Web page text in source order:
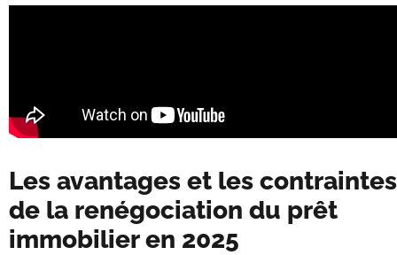
Les avantages et les contraintes
de la renégociation du prêt
immobilier en 2025